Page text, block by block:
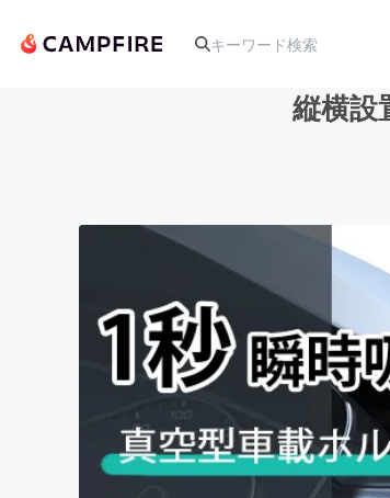
アート・写真
テクノロジー・ガジェッ
映像・映画
ビジネス・起業
縦横設